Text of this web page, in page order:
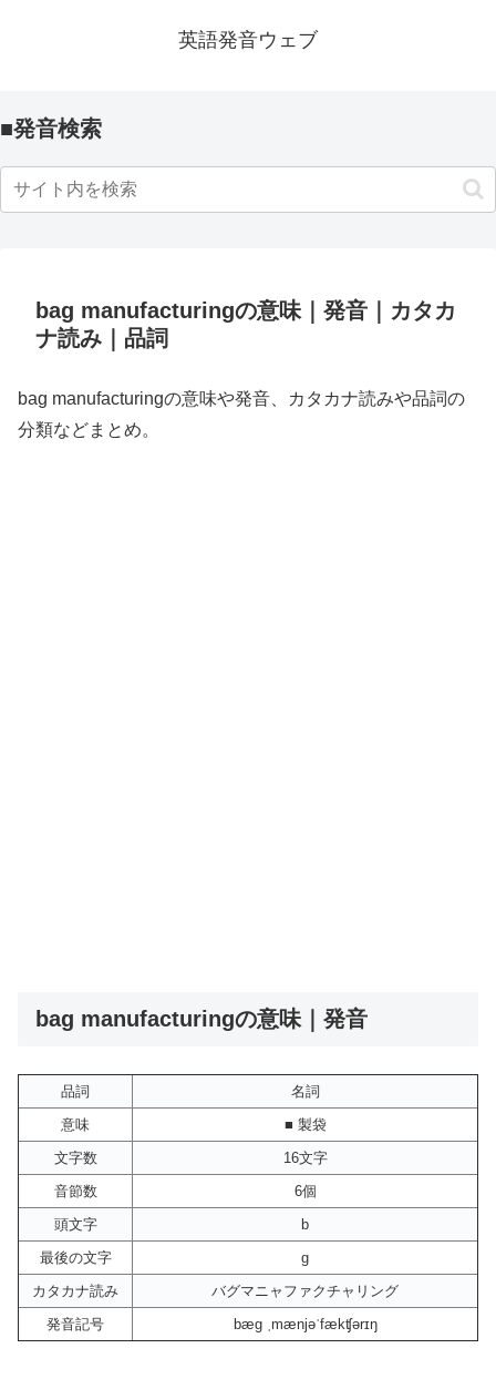
英語発音ウェブ
■発音検索
bag manufacturingの意味｜発音｜カタカ
ナ読み｜品詞
bag manufacturingの意味や発音、カタカナ読みや品詞の
分類などまとめ。
bag manufacturingの意味｜発音
品詞
名詞
意味
■ 製袋
文字数
16文字
音節数
6個
頭文字
b
最後の文字
g
カタカナ読み
バグマニャファクチャリング
発音記号
bæg ˌmænjəˈfækʧərɪŋ